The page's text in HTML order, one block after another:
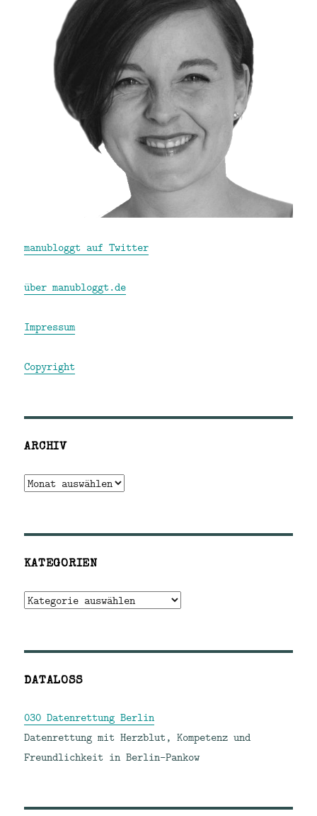
manubloggt auf Twitter
über manubloggt.de
Impressum
Copyright
ARCHIV
Archiv
KATEGORIEN
Kategorien
DATALOSS
030 Datenrettung Berlin
Datenrettung mit Herzblut, Kompetenz und
Freundlichkeit in Berlin-Pankow